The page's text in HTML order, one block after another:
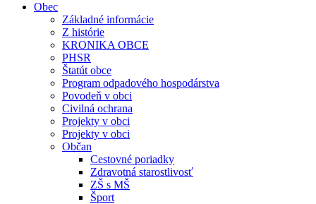
Obec
Základné informácie
Z histórie
KRONIKA OBCE
PHSR
Štatút obce
Program odpadového hospodárstva
Povodeň v obci
Civilná ochrana
Projekty v obci
Projekty v obci
Občan
Cestovné poriadky
Zdravotná starostlivosť
ZŠ s MŠ
Šport